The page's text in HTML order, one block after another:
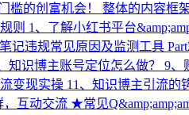
的创富机会！ 整体的内容框
1、了解小红书平台
违规常见原因及监测工具
识博主账号定位怎么做？ 9
变现实操 11、知识博主引流
动交流 ★常见